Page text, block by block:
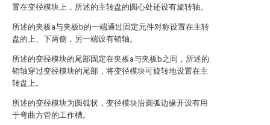
置在变径模块上，所述的主转盘的圆心处还设有旋转轴。
所述的夹板a与夹板b的一端通过固定元件对称设置在主转
盘的上、下两侧，另一端设有销轴。
所述的变径模块的尾部固定在夹板a与夹板b之间，所述的
销轴穿过变径模块的尾部，将变径模块可旋转地设置在主
转盘上。
所述的变径模块为圆弧状，变径模块沿圆弧边缘开设有用
于弯曲方管的工作槽。